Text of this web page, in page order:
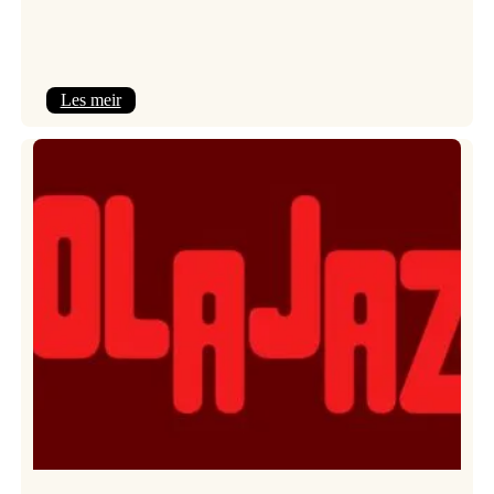
Les meir: